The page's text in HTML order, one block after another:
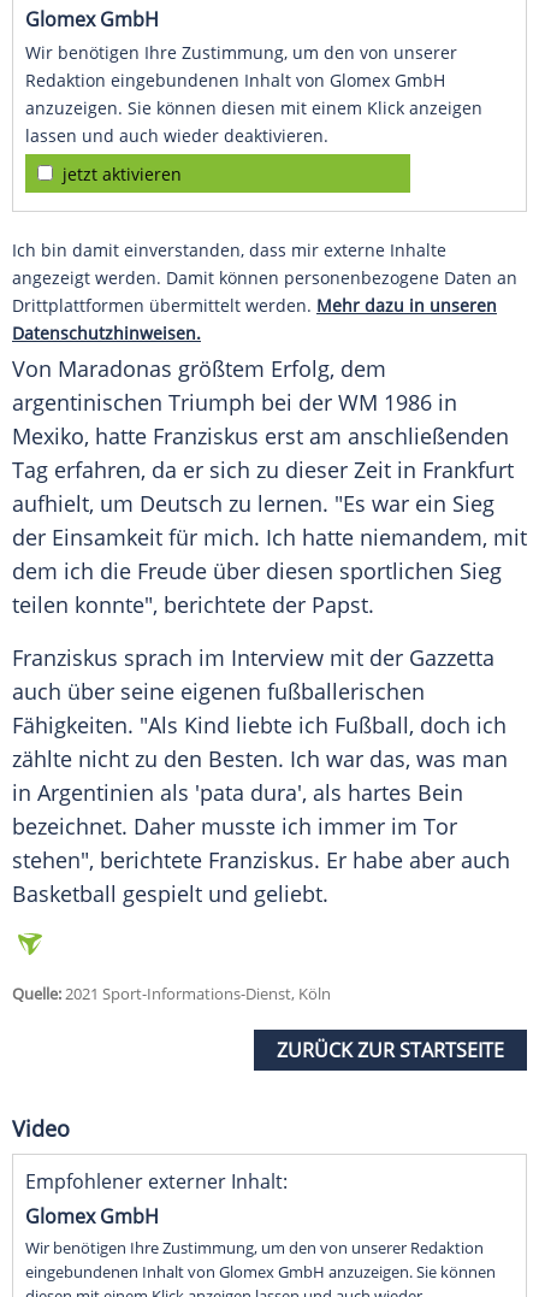
Glomex GmbH
Wir benötigen Ihre Zustimmung, um den von unserer
Redaktion eingebundenen Inhalt von Glomex GmbH
anzuzeigen. Sie können diesen mit einem Klick anzeigen
lassen und auch wieder deaktivieren.
jetzt aktivieren
Ich bin damit einverstanden, dass mir externe Inhalte
angezeigt werden. Damit können personenbezogene Daten an
Drittplattformen übermittelt werden. Mehr dazu in unseren
Datenschutzhinweisen.
Von Maradonas größtem Erfolg, dem
argentinischen Triumph bei der WM 1986 in
Mexiko, hatte Franziskus erst am anschließenden
Tag erfahren, da er sich zu dieser Zeit in Frankfurt
aufhielt, um Deutsch zu lernen. "Es war ein Sieg
der Einsamkeit für mich. Ich hatte niemandem, mit
dem ich die Freude über diesen sportlichen Sieg
teilen konnte", berichtete der Papst.
Franziskus sprach im Interview mit der Gazzetta
auch über seine eigenen fußballerischen
Fähigkeiten. "Als Kind liebte ich Fußball, doch ich
zählte nicht zu den Besten. Ich war das, was man
in Argentinien als 'pata dura', als hartes Bein
bezeichnet. Daher musste ich immer im Tor
stehen", berichtete Franziskus. Er habe aber auch
Basketball gespielt und geliebt.
Quelle:2021 Sport-Informations-Dienst, Köln
ZURÜCK ZUR STARTSEITE
Video
Empfohlener externer Inhalt:
Glomex GmbH
Wir benötigen Ihre Zustimmung, um den von unserer Redaktion
eingebundenen Inhalt von Glomex GmbH anzuzeigen. Sie können